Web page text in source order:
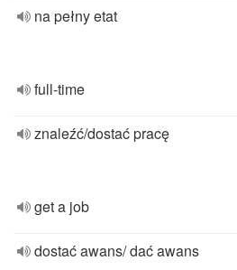
na pełny etat
full-time
znaleźć/dostać pracę
get a job
dostać awans/ dać awans